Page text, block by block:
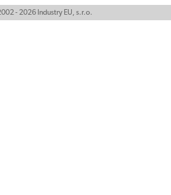
- 2026 Industry EU, s.r.o.